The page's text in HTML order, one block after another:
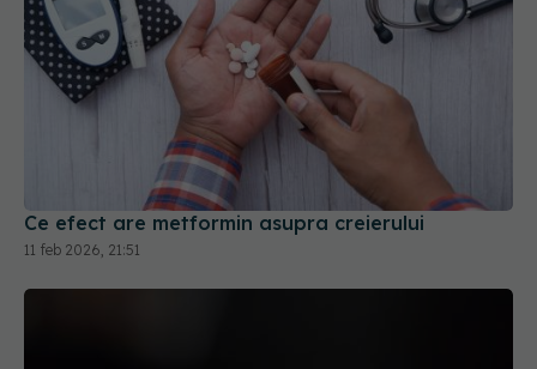
Ce efect are metformin asupra creierului